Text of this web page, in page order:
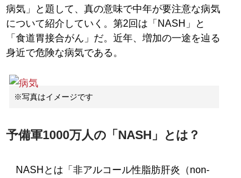
病気」と題して、真の意味で中年が要注意な病気
について紹介していく。第2回は「NASH」と
「食道胃接合がん」だ。近年、増加の一途を辿る
身近で危険な病気である。
※写真はイメージです
予備軍1000万人の「NASH」とは？
NASHとは「非アルコール性脂肪肝炎（non-